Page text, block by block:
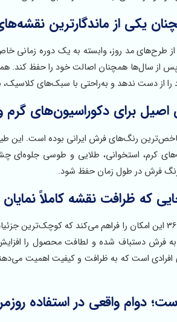
یکی از ماندگارترین
از طرح‌های مد روز، وابسته به یک دوره
از سال‌ها همچنان اصالت خود را حفظ کند.
را از دست ندهد و به‌راحتی با سبک‌های
اصیل برای دکوراسیون‌های
رنگ‌های فرش ایرانی بوده است. این
کرم، استخوانی، طلایی و طوسی جلوه‌ای
فرش در طول زمان حفظ شود.
به فرش دستباف شده و لطافت محصول را
افرادی است که به ظرافت و کیفیت اهمیت
دوام واقعی در استفاده